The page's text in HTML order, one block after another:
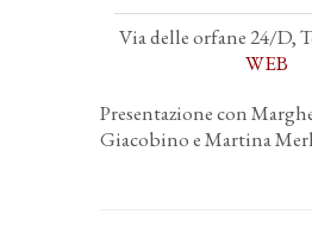
Via delle orfane 24/D,
WEB
Presentazione con
Giacobino e Martina